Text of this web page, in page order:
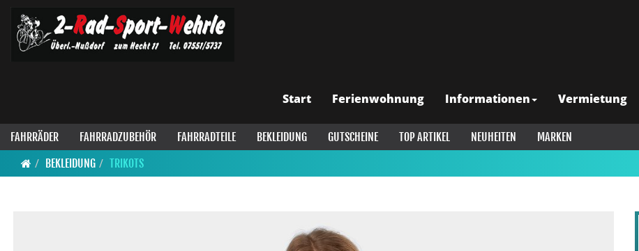
Start Ferienwohnung Informationen Vermietung
FAHRRÄDER FAHRRADZUBEHÖR FAHRRADTEILE BEKLEIDUNG GUTSCHEINE TOP ARTIKEL NEUHEITEN
MARKEN
BEKLEIDUNG
TRIKOTS